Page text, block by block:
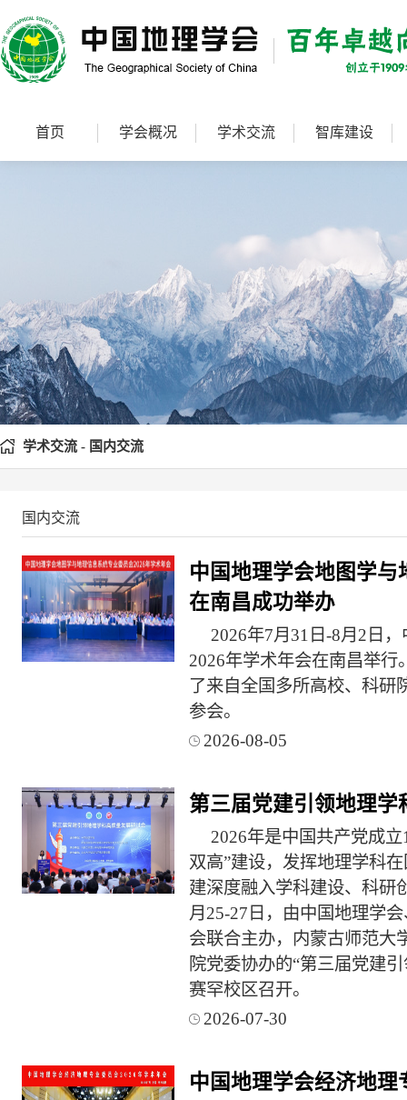
首页 学会概况 学术交流 智库建设
学术交流 - 国内交流
国内交流
中国地理学会地图学与
在南昌成功举办
2026年7月31日-8月2日
2026年学术年会在南昌举行
了来自全国多所高校、科研
参会。
2026-08-05
第三届党建引领地理学
2026年是中国共产党成
双高”建设，发挥地理学科
建深度融入学科建设、科研
月25-27日，由中国地理学
会联合主办，内蒙古师范大
院党委协办的“第三届党建
赛罕校区召开。
2026-07-30
中国地理学会经济地理